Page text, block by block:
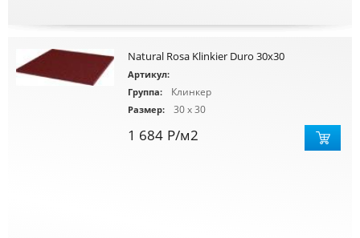
Natural Rosa Klinkier Duro 30x30
Артикул:
Группа:
Клинкер
Размер: 30 x 30
1 684 Р/м2